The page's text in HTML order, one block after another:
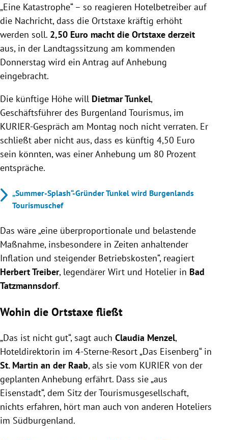
Untermenü
Untermenü
„Eine Katastrophe“ – so reagieren Hotelbetreiber auf
die Nachricht, dass die Ortstaxe kräftig erhöht
werden soll. 2,50 Euro macht die Ortstaxe derzeit
aus, in der Landtagssitzung am kommenden
Donnerstag wird ein Antrag auf Anhebung
eingebracht.
Die künftige Höhe will Dietmar Tunkel,
Geschäftsführer des Burgenland Tourismus, im
KURIER-Gespräch am Montag noch nicht verraten. Er
schließt aber nicht aus, dass es künftig 4,50 Euro
sein könnten, was einer Anhebung um 80 Prozent
entspräche.
„Summer-Splash“-Gründer Tunkel wird Burgenlands
Tourismuschef
Das wäre „eine überproportionale und belastende
Maßnahme, insbesondere in Zeiten anhaltender
Inflation und steigender Betriebskosten“, reagiert
Herbert Treiber, legendärer Wirt und Hotelier in Bad
Tatzmannsdorf.
Wohin die Ortstaxe fließt
„Das ist nicht gut“, sagt auch Claudia Menzel,
Hoteldirektorin im 4-Sterne-Resort „Das Eisenberg“ in
St. Martin an der Raab, als sie vom KURIER von der
geplanten Anhebung erfährt. Dass sie „aus
Eisenstadt“, dem Sitz der Tourismusgesellschaft,
nichts erfahren, hört man auch von anderen Hoteliers
im Südburgenland.